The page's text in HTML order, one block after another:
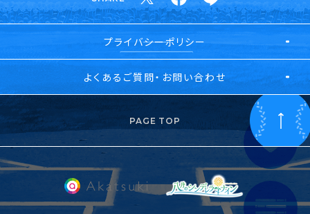
プライバシーポリシー
よくあるご質問・お問い合わせ
PAGE TOP